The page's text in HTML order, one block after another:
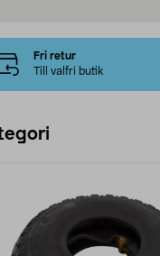
Fri retur
Till valfri butik